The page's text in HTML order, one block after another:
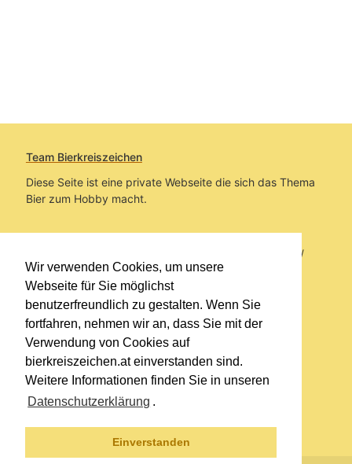
Wir verwenden Cookies, um unsere
Webseite für Sie möglichst
benutzerfreundlich zu gestalten. Wenn Sie
fortfahren, nehmen wir an, dass Sie mit der
Verwendung von Cookies auf
bierkreiszeichen.at einverstanden sind.
Weitere Informationen finden Sie in unseren
Datenschutzerklärung .
Einverstanden
Team Bierkreiszeichen
Diese Seite ist eine private Webseite die sich das Thema
Bier zum Hobby macht.
Sie befinden sich auf https://www.bierkreiszeichen.at/
im Pfad:Übers Bier/Biersorten
Erstellt: 2012-07-17
Links
Impressum
Datenschutzerklärung